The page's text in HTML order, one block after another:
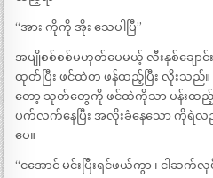
“အား ကိုကို အိုး သေပါပြီ”
အပျိုစစ်စစ်မဟုတ်ပေမယ့် လီးနှစ်ချောင်း
ထုတ်ပြီး ဖင်ထဲတ ဖန်ထည့်ပြီး လိုးသည်။
တော့ သုတ်တွေကို ဖင်ထဲကိုသာ ပန်းထ
ပက်လက်နေပြီး အလိုးခံနေသော ကိုရဲလည်
ပေ။
“ငအောင် မင်းပြီးရင်ဖယ်ကွာ ၊ ငါဆက်